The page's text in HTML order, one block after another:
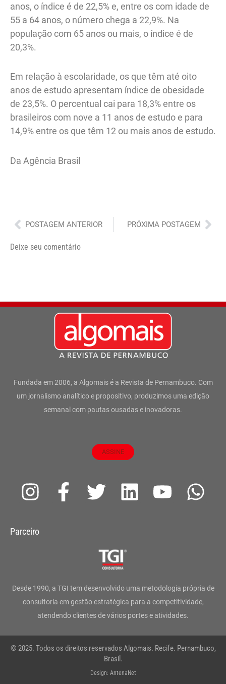
anos, o índice é de 22,5% e, entre os com idade de
55 a 64 anos, o número chega a 22,9%. Na
população com 65 anos ou mais, o índice é de
20,3%.
Em relação à escolaridade, os que têm até oito
anos de estudo apresentam índice de obesidade
de 23,5%. O percentual cai para 18,3% entre os
brasileiros com nove a 11 anos de estudo e para
14,9% entre os que têm 12 ou mais anos de estudo.
Da Agência Brasil
Anterior
POSTAGEM ANTERIOR PRÓXIMA POSTAGEM
Deixe seu comentário
Fundada em 2006, a Algomais é a Revista de Pernambuco. Com
um jornalismo analítico e propositivo, produzimos uma edição
semanal com pautas ousadas e inovadoras.
ASSINE
I
s
g
r
a
m
F
a
o
o
k
-
T
t
e
r
L
d
i
n
Y
b
e
W
a
p
Parceiro
Desde 1990, a TGI tem desenvolvido uma metodologia própria de
consultoria em gestão estratégica para a competitividade,
atendendo clientes de vários portes e atividades.
© 2025. Todos os direitos reservados Algomais. Recife. Pernambuco,
Brasil.
Design: AntenaNet